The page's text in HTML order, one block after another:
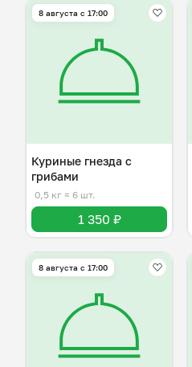
8 августа с 17:00
Куриные гнезда с
грибами
0,5 кг ≈ 6 шт.
1 350 ₽
8 августа с 17:00